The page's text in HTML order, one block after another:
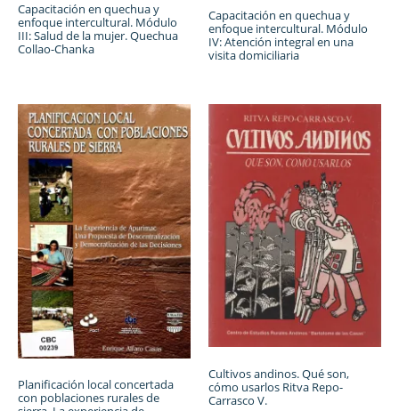
Capacitación en quechua y
enfoque intercultural. Módulo
III: Salud de la mujer. Quechua
Collao-Chanka
Capacitación en quechua y
enfoque intercultural. Módulo
IV: Atención integral en una
visita domiciliaria
Planificación local concertada
con poblaciones rurales de
Cultivos andinos. Qué son,
cómo usarlos Ritva Repo-
Carrasco V.